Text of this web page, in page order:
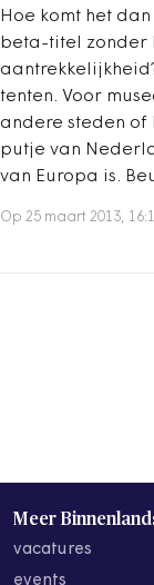
Hoe komt het
beta-titel zonder
tenten. Voor
andere steden of
putje van
van Europa is.
Op 25 maart 2013,
Meer
vacatures
events